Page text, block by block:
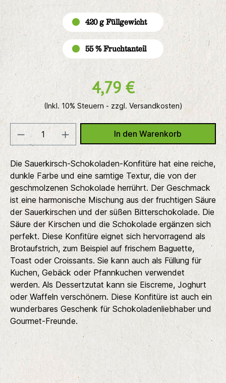
420 g Füllgewicht
55 % Fruchtanteil
4,79 €
(Inkl. 10% Steuern - zzgl. Versandkosten)
In den Warenkorb
Die Sauerkirsch-Schokoladen-Konfitüre hat eine reiche,
dunkle Farbe und eine samtige Textur, die von der
geschmolzenen Schokolade herrührt. Der Geschmack
ist eine harmonische Mischung aus der fruchtigen Säure
der Sauerkirschen und der süßen Bitterschokolade. Die
Säure der Kirschen und die Schokolade ergänzen sich
perfekt. Diese Konfitüre eignet sich hervorragend als
Brotaufstrich, zum Beispiel auf frischem Baguette,
Toast oder Croissants. Sie kann auch als Füllung für
Kuchen, Gebäck oder Pfannkuchen verwendet
werden. Als Dessertzutat kann sie Eiscreme, Joghurt
oder Waffeln verschönern. Diese Konfitüre ist auch ein
wunderbares Geschenk für Schokoladenliebhaber und
Gourmet-Freunde.